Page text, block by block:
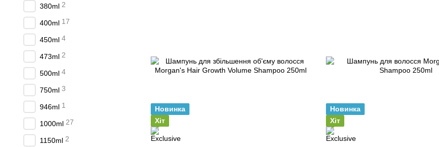
Новинка
Хіт
Новинка
Хіт
380ml 2
400ml 17
450ml 4
473ml 2
500ml 4
750ml 3
946ml 1
1000ml 27
1150ml 2